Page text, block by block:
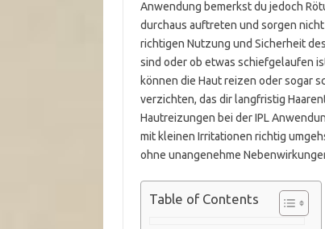
Anwendung bemerkst du jedoch
durchaus auftreten und sorgen
richtigen Nutzung und Sicherheit
sind oder ob etwas schiefgelaufen
können die Haut reizen oder sogar
verzichten, das dir langfristig
Hautreizungen bei der IPL
mit kleinen Irritationen richtig
ohne unangenehme
Table of Contents